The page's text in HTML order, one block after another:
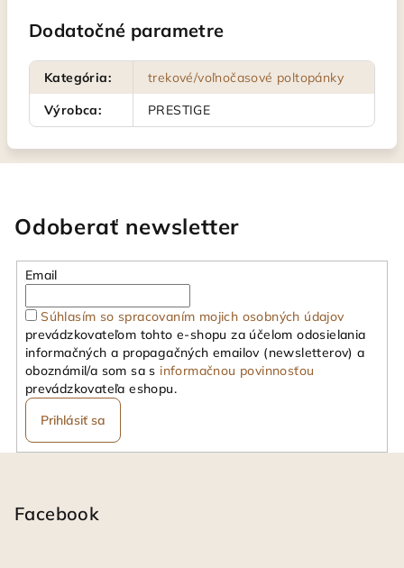
Dodatočné parametre
Kategória:
trekové/voľnočasové poltopánky
Výrobca: PRESTIGE
Odoberať newsletter
Email
Súhlasím so spracovaním mojich osobných údajov
prevádzkovateľom tohto e-shopu za účelom odosielania
informačných a propagačných emailov (newsletterov) a
oboznámil/a som sa s informačnou povinnosťou
prevádzkovateľa eshopu.
Prihlásiť sa
Facebook